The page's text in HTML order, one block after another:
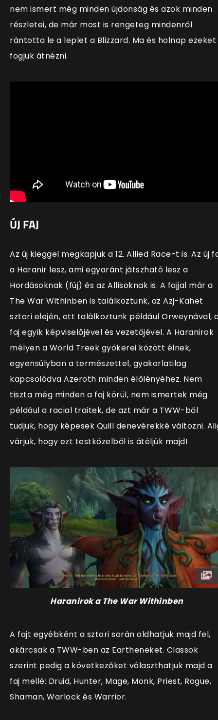
nem ismert még minden újdonság és azok minden
részletei, de már most is rengeteg mindenről
rántotta le a leplet a Blizzard. Ma és holnap ezeket
fogjuk átnézni.
ÚJ FAJ
Az új kieggel megkapjuk a 12. Allied Race-t is. Az új
a Haranir lesz, ami egyaránt játszható lesz a
Hordásoknak (fúj) és az Allisoknak is. A fajjal már a
The War Withinben is találkoztunk, az Azj-Kahet
sztori elején, ott találkoztunk például Orweynával,
faj egyik képviselőjével és vezetőjével. A Haranirok
mélyen a World Treek gyökerei között élnek,
egyensúlyban a természettel, gyakorlatilag
kapcsolódva Azeroth minden élőlényéhez. Nem
tiszta még minden a faj körül, nem ismertek még
például a racial traitek, de azt már a TWW-ből
tudjuk, hogy képesek Quill denevérekké változni.
várjuk, hogy ezt testközelből is átéljük majd!
Haranirok a The War Withinben
A fajt egyébként a sztori során oldhatjuk majd fel,
akárcsak a TWW-ben az Eartheneket. Classok
szerint pedig a következőket választhatjuk majd a
faj mellé: Druid, Hunter, Mage, Monk, Priest, Rogue,
Shaman, Warlock és Warrior.